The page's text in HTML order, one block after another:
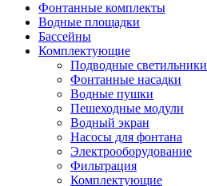
Фонтанные комплекты
Водные площадки
Бассейны
Комплектующие
Подводные светильники
Фонтанные насадки
Водные пушки
Пешеходные модули
Водный экран
Насосы для фонтана
Электрооборудование
Фильтрация
Комплектующие